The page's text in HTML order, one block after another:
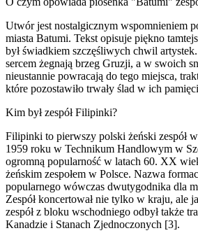
Utwór jest nostalgicznym wspomnieniem
miasta Batumi. Tekst opisuje piękno
był świadkiem szczęśliwych chwil
sercem żegnają brzeg Gruzji, a w swoich
nieustannie powracają do tego miejsca,
które pozostawiło trwały ślad w ich
Kim był zespół Filipinki?
Filipinki to pierwszy polski żeński zespół
1959 roku w Technikum Handlowym w
ogromną popularność w latach 60. XX
żeńskim zespołem w Polsce. Nazwa
popularnego wówczas dwutygodnika dla
Zespół koncertował nie tylko w kraju, ale
zespół z bloku wschodniego odbył także
Kanadzie i Stanach Zjednoczonych [3].